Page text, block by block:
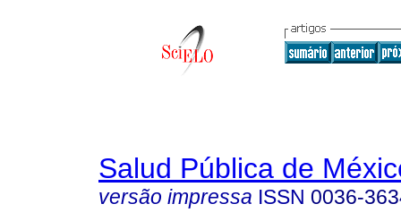
Salud Pública de
versão impressa ISSN 0036-